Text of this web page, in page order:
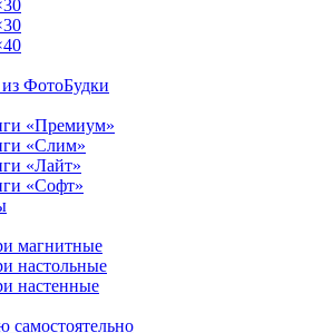
ФотоБудки
«Премиум»
«Слим»
«Лайт»
«Софт»
магнитные
настольные
настенные
самостоятельно